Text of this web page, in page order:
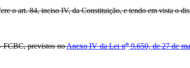
o art. 84, inciso IV, da Constituição, e tendo em vista o
FCBC, previstos noAnexo IV da Lei no9.650, de 27 de